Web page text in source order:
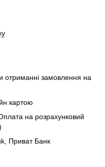
отриманні замовлення на
картою
на розрахунковий
Приват Банк